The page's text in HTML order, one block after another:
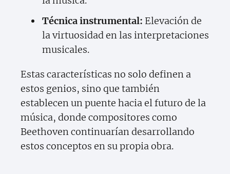
Técnica instrumental: Elevación de
la virtuosidad en las interpretaciones
musicales.
Estas características no solo definen a
estos genios, sino que también
establecen un puente hacia el futuro de la
música, donde compositores como
Beethoven continuarían desarrollando
estos conceptos en su propia obra.